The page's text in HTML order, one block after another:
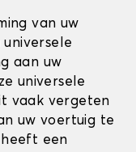
van uw
aan uw
universele
vaak vergeten
uw voertuig te
een